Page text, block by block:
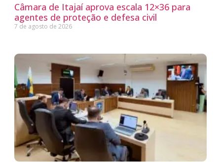
Câmara de Itajaí aprova escala 12×36 para
agentes de proteção e defesa civil
7 de agosto de 2026